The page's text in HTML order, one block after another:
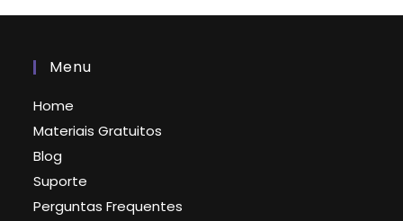
Menu
Home
Materiais Gratuitos
Blog
Suporte
Perguntas Frequentes